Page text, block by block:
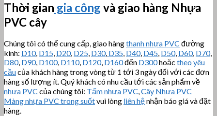
Thời gian gia công và giao hàng Nhựa
PVC cây
Chúng tôi có thể cung cấp, giao hàngthanh nhựa PVC đường
kính: D10, D15, D20, D25, D30, D35, D40, D45, D50, D60, D70,
D80, D90, D100, D110, D120, D160đến D300hoặc theo yêu
cầucủa khách hàng trong vòng từ 1 tới 3 ngày đối với các đơn
hàng số lượng ít. Quý khách có nhu cầu tới các sản phẩm về
nhựa PVC của chúng tôi: Tấm nhựa PVC,Cây Nhựa PVC
Màng nhựa PVC trong suốtvui lòng liên hệnhận báo giá và đặt
hàng.